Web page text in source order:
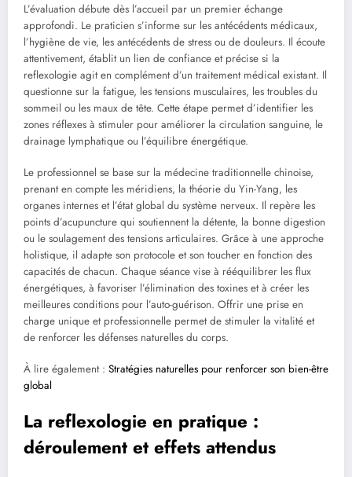
L’évaluation débute dès l’accueil par un premier échange
approfondi. Le praticien s’informe sur les antécédents médicaux,
l’hygiène de vie, les antécédents de stress ou de douleurs. Il écoute
attentivement, établit un lien de confiance et précise si la
reflexologie agit en complément d’un traitement médical existant. Il
questionne sur la fatigue, les tensions musculaires, les troubles du
sommeil ou les maux de tête. Cette étape permet d’identifier les
zones réflexes à stimuler pour améliorer la circulation sanguine, le
drainage lymphatique ou l’équilibre énergétique.
Le professionnel se base sur la médecine traditionnelle chinoise,
prenant en compte les méridiens, la théorie du Yin-Yang, les
organes internes et l’état global du système nerveux. Il repère les
points d’acupuncture qui soutiennent la détente, la bonne digestion
ou le soulagement des tensions articulaires. Grâce à une approche
holistique, il adapte son protocole et son toucher en fonction des
capacités de chacun. Chaque séance vise à rééquilibrer les flux
énergétiques, à favoriser l’élimination des toxines et à créer les
meilleures conditions pour l’auto-guérison. Offrir une prise en
charge unique et professionnelle permet de stimuler la vitalité et
de renforcer les défenses naturelles du corps.
À lire également : Stratégies naturelles pour renforcer son bien-être
global
La reflexologie en pratique :
déroulement et effets attendus